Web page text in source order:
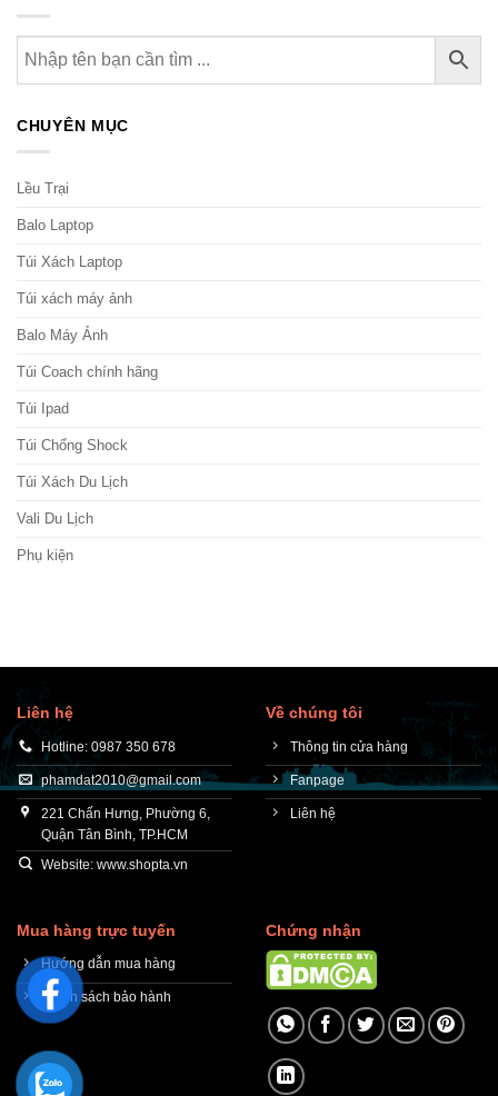
CHUYÊN MỤC
Lều Trại
Balo Laptop
Túi Xách Laptop
Túi xách máy ảnh
Balo Máy Ảnh
Túi Coach chính hãng
Túi Ipad
Túi Chống Shock
Túi Xách Du Lịch
Vali Du Lịch
Phụ kiện
Liên hệ
Hotline: 0987 350 678
phamdat2010@gmail.com
221 Chấn Hưng, Phường 6,
Quận Tân Bình, TP.HCM
Website: www.shopta.vn
Về chúng tôi
Thông tin cửa hàng
Fanpage
Liên hệ
Mua hàng trực tuyến
Hướng dẫn mua hàng
Chính sách bảo hành
Chứng nhận